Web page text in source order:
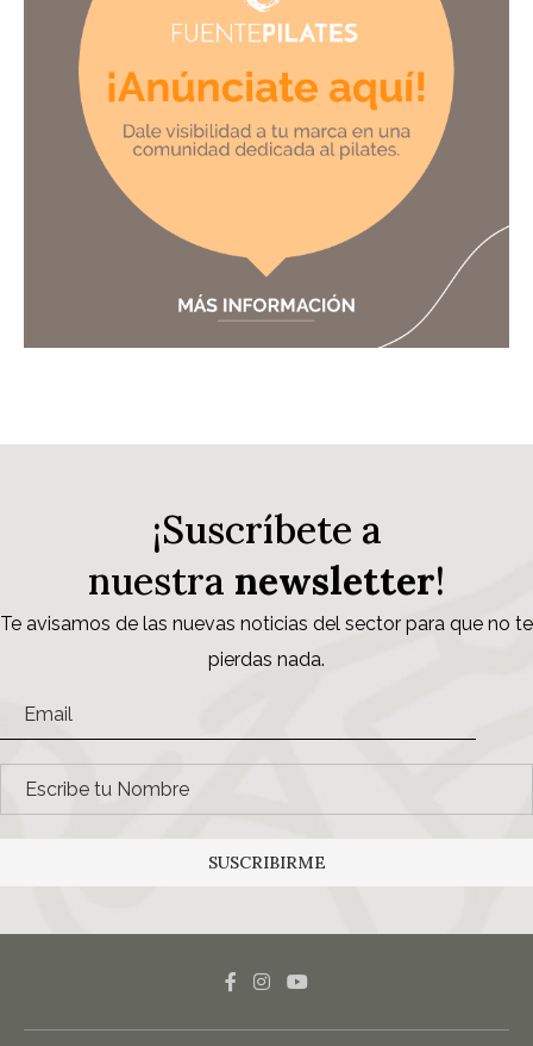
¡Suscríbete a
nuestra newsletter!
Te avisamos de las nuevas noticias del sector para que no te
pierdas nada.
SUSCRIBIRME